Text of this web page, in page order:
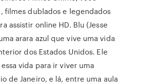
filmes dublados e legendados
assistir online HD. Blu (Jesse
arara azul que vive uma vida
dos Estados Unidos. Ele
vida para ir viver uma
de Janeiro, e lá, entre uma aula